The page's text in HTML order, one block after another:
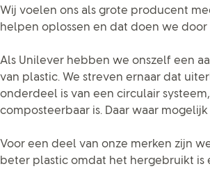
Wij voelen ons als grote producent
helpen oplossen en dat doen we
Als Unilever hebben we onszelf een
van plastic. We streven ernaar dat
onderdeel is van een circulair
composteerbaar is. Daar waar
Voor een deel van onze merken zijn
beter plastic omdat het hergebruikt is